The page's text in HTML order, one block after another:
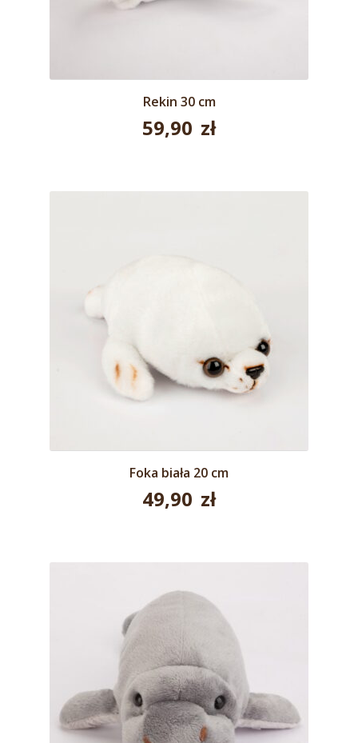
Rekin 30 cm
59,90 zł
Foka biała 20 cm
49,90 zł